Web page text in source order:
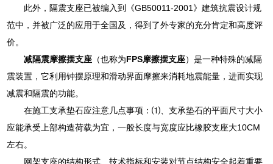
此外，隔震支座已被编入到《GB50011-2001》建筑抗震设计规
范中，并被广泛的应用于全国及，得到了外专家的充分肯定和高度评
价。
减隔震摩擦摆支座 （也称为FPS摩擦摆支座）是一种特殊的减隔
震装置，它利用钟摆原理和滑动界面摩擦来消耗地震能量，进而实现
减震和隔震的功能。
在施工支承垫石应注意几点事项：⑴、支承垫石的平面尺寸大小
应能承受上部构造荷载为宜，一般长度与宽度应比橡胶支座大10CM
左右。
网架支座的结构形式、技术指标和安装对节点结构安全起着重要